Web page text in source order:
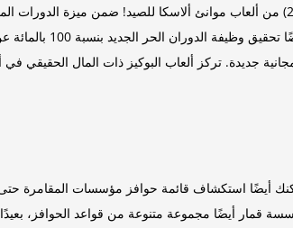
الحر بنسبة
جديدة. تركز ألعاب البوكيز ذات المال الحقيقي
أيضًا مجموعة متنوعة من قواعد الحوافز، بعيدًا